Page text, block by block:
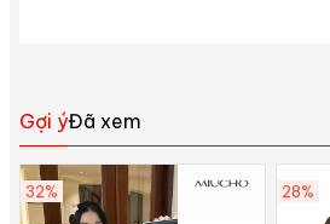
Gợi ýĐã xem
32% 28%